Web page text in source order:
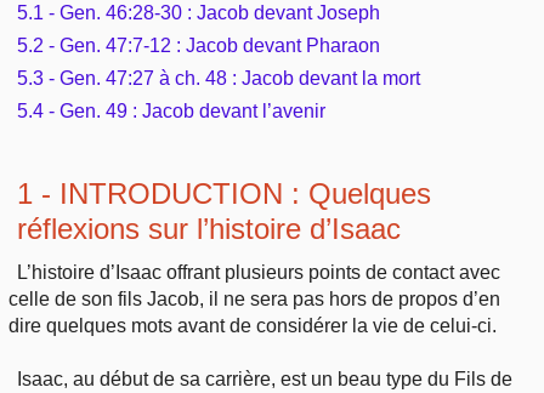
5.1 - Gen. 46:28-30 : Jacob devant Joseph
5.2 - Gen. 47:7-12 : Jacob devant Pharaon
5.3 - Gen. 47:27 à ch. 48 : Jacob devant la mort
5.4 - Gen. 49 : Jacob devant l’avenir
1 - INTRODUCTION : Quelques
réflexions sur l’histoire d’Isaac
L’histoire d’Isaac offrant plusieurs points de contact avec
celle de son fils Jacob, il ne sera pas hors de propos d’en
dire quelques mots avant de considérer la vie de celui-ci.
Isaac, au début de sa carrière, est un beau type du Fils de